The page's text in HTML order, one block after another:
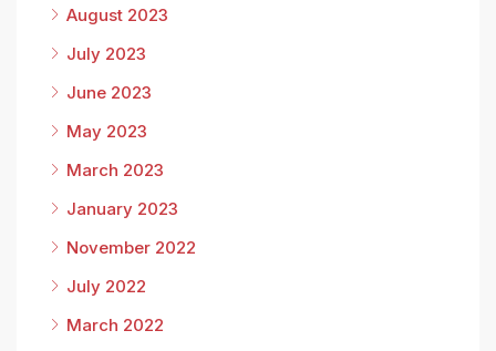
August 2023
July 2023
June 2023
May 2023
March 2023
January 2023
November 2022
July 2022
March 2022